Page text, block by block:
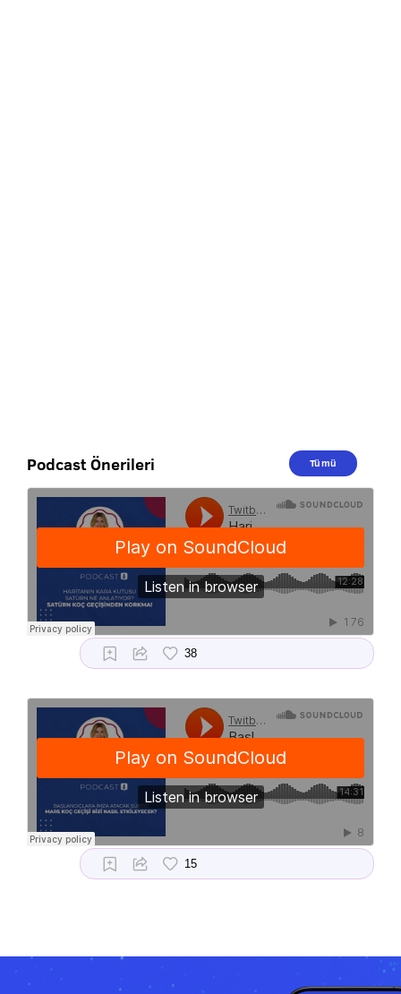
Podcast Önerileri Tümü